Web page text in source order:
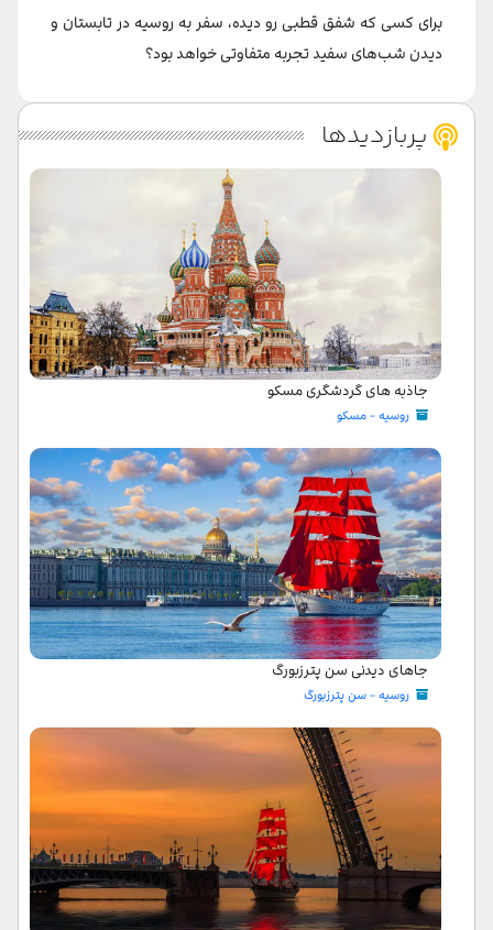
برای کسی که شفق قطبی رو دیده، سفر به روسیه در تابستان و
دیدن شب‌های سفید تجربه متفاوتی خواهد بود؟
پربازدیدها
جاذبه های گردشگری مسکو
روسیه - مسکو
جاهای دیدنی سن پترزبورگ
روسیه - سن پترزبورگ